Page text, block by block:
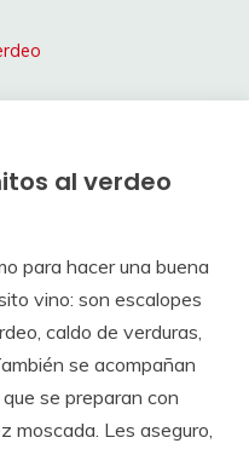
al verdeo
para hacer una buena
vino: son escalopes
caldo de verduras,
se acompañan
se preparan con
moscada. Les aseguro,